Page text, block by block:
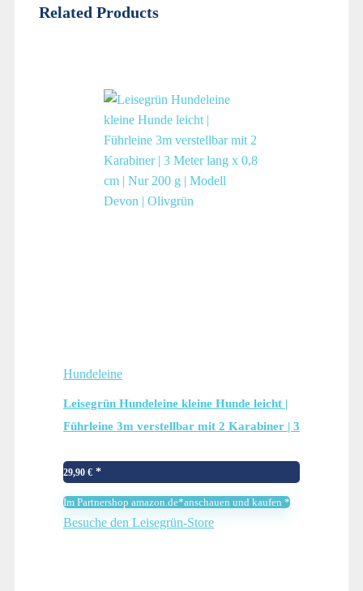
Related Products
Hundeleine
Leisegrün Hundeleine kleine Hunde leicht |
Führleine 3m verstellbar mit 2 Karabiner | 3
Devon | Olivgrün
29,90 €
Im Partnershop amazon.de*anschauen und kaufen *
Besuche den Leisegrün-Store